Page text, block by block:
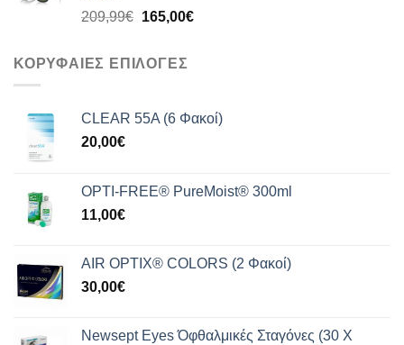
159,00€.
209,99€ Original
209,99€.
165,00€Η
ΚΟΡΥΦΑΙΕΣ ΕΠΙΛΟΓΕΣ
CLEAR 55A (6 Φακοί)
20,00€
OPTI-FREE® PureMoist® 300ml
11,00€
AIR OPTIX® COLORS (2 Φακοί)
30,00€
Newsept Eyes Όφθαλμικές Σταγόνες (30 Χ